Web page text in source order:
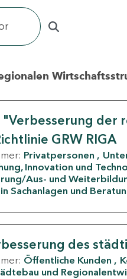
der
GRW RIGA
Privatpersonen
Innovation und
Aus- und
Sachanlagen und
des
Öffentliche Kunden
und